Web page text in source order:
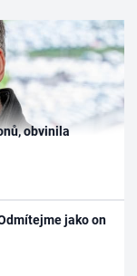
obvinila
jako on